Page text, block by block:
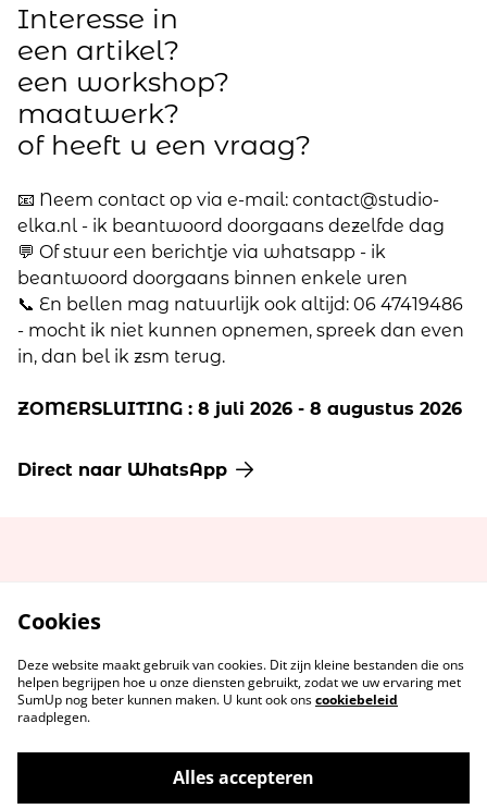
Interesse in
een artikel?
een workshop?
maatwerk?
of heeft u een vraag?
📧 Neem contact op via e-mail: contact@studio-
elka.nl - ik beantwoord doorgaans dezelfde dag
💬 Of stuur een berichtje via whatsapp - ik
beantwoord doorgaans binnen enkele uren
📞 En bellen mag natuurlijk ook altijd: 06 47419486
- mocht ik niet kunnen opnemen, spreek dan even
in, dan bel ik zsm terug.
ZOMERSLUITING : 8 juli 2026 - 8 augustus 2026
Direct naar WhatsApp
Cookies
Deze website maakt gebruik van cookies. Dit zijn kleine bestanden die ons
helpen begrijpen hoe u onze diensten gebruikt, zodat we uw ervaring met
SumUp nog beter kunnen maken. U kunt ook onscookiebeleid
raadplegen.
Alles accepteren